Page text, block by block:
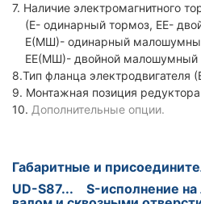
7. Наличие электромагнитного
(Е- одинарный тормоз, ЕЕ-
Е(МШ)- одинарный
ЕЕ(МШ)- двойной малошумный
8.Тип фланца электродвигателя
9. Монтажная позиция
10. Дополнительные опции.
Габаритные и
UD-S87... S-исполнение на